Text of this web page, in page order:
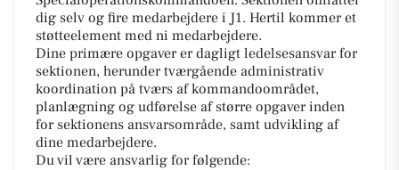
dig selv og fire medarbejdere i J1. Hertil kommer et
støtteelement med ni medarbejdere.
Dine primære opgaver er dagligt ledelsesansvar for
sektionen, herunder tværgående administrativ
koordination på tværs af kommandoområdet,
planlægning og udførelse af større opgaver inden
for sektionens ansvarsområde, samt udvikling af
dine medarbejdere.
Du vil være ansvarlig for følgende: